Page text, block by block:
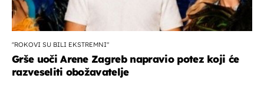
"ROKOVI SU BILI EKSTREMNI"
Grše uoči Arene Zagreb napravio potez koji će
razveseliti obožavatelje